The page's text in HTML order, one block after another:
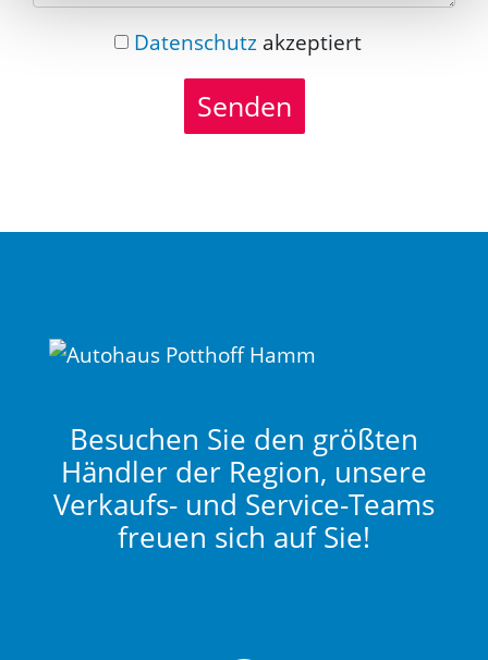
Datenschutzakzeptiert
Senden
Besuchen Sie den größten
Händler der Region, unsere
Verkaufs- und Service-Teams
freuen sich auf Sie!